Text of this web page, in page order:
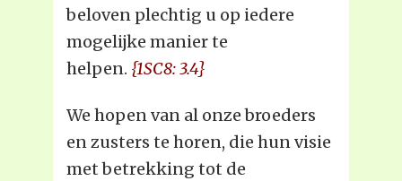
beloven plechtig u op iedere
mogelijke manier te
helpen. {1SC8: 3.4}
We hopen van al onze broeders
en zusters te horen, die hun visie
met betrekking tot de